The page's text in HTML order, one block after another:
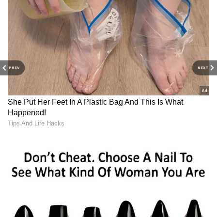
PREV NEXT
போட்டியான, இந்த தொடரின் முதல்
போட்டியில் டாஸ் வென்ற தென்னாப்பிரிக்க்
கேப்டன் கேஷவ் மஹராஜ் பேட்டிங்கை
தேர்வு செய்தார்.
TNPL: டிஎன்பிஎல்
திரில்லர்: கடைசி வரை
போராடிய திருச்சி...
வெற்றியை தட்டிச்சென்ற
Ishan Kishan RBI Job:
பேங்க் ஆபீஸரான
Brett Lee: பிரீத்தி
Most Educated Cricketer: